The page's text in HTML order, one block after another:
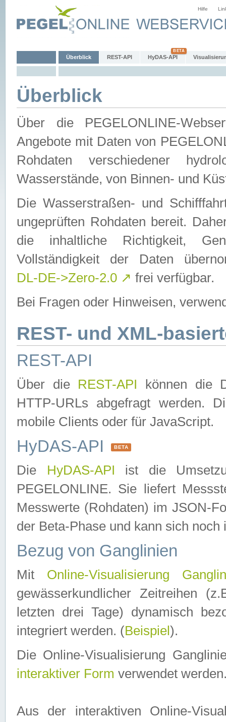
Hilfe
Überblick REST-API HyDAS-API
Überblick
Über die PEGELONLINE-
Angebote mit Daten von
Rohdaten verschiedener
Wasserstände, von Binnen- und
Die Wasserstraßen- und
ungeprüften Rohdaten bereit.
die inhaltliche Richtigkeit,
Vollständigkeit der Daten
DL-DE->Zero-2.0 ↗ frei verfügbar.
Bei Fragen oder Hinweisen,
REST- und XML-
REST-API
Über die REST-API können die
HTTP-URLs abgefragt werden.
mobile Clients oder für JavaScript.
HyDAS-API BETA
Die HyDAS-API ist die
PEGELONLINE. Sie liefert
Messwerte (Rohdaten) im JSON-
der Beta-Phase und kann sich noch
Bezug von Ganglinien
Mit Online-Visualisierung
gewässerkundlicher Zeitreihen
letzten drei Tage) dynamisch
integriert werden. (Beispiel ).
Die Online-Visualisierung
interaktiver Form verwendet
Aus der interaktiven Online-